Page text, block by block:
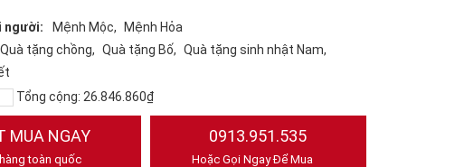
người: Mệnh Mộc
Mệnh Hỏa
Quà tặng chồng Quà tặng Bố
Quà tặng sinh nhật Nam
Tổng cộng: 26.846.860₫
MUA NGAY
toàn quốc
0913.951.535
Hoặc Gọi Ngay Để Mua